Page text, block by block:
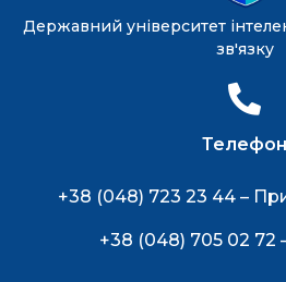
Державний університет
зв'язку
Телефон
+38 (048) 723 23 44 –
+38 (048) 705 02 72